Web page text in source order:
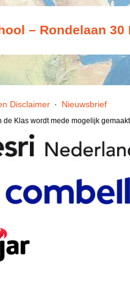
– Rondelaan 30
Disclaimer · Nieuwsbrief
de Klas wordt mede mogelijk